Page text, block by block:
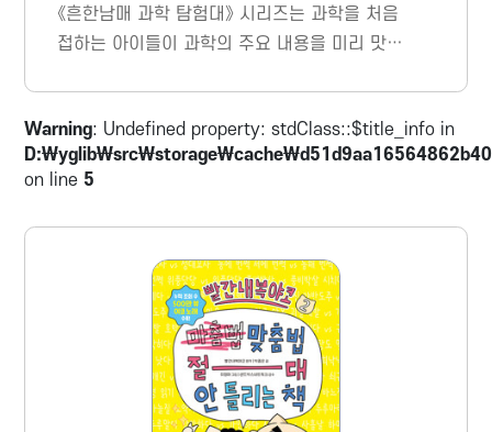
《흔한남매 과학 탐험대》 시리즈는 과학을 처음
접하는 아이들이 과학의 주요 내용을 미리 맛볼
리 몸 등을 여행하며 쉽고 재미있게 과학 지식
을 배운다.
Warning: Undefined property: stdClass::$title_info in
on line 5